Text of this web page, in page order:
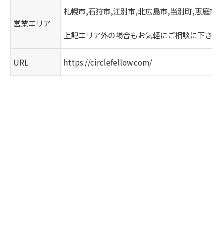
営業エリア
札幌市,石狩市,江別市,北広島市,当別町,恵庭
上記エリア外の場合もお気軽にご相談に下さい
URL https://circlefellow.com/